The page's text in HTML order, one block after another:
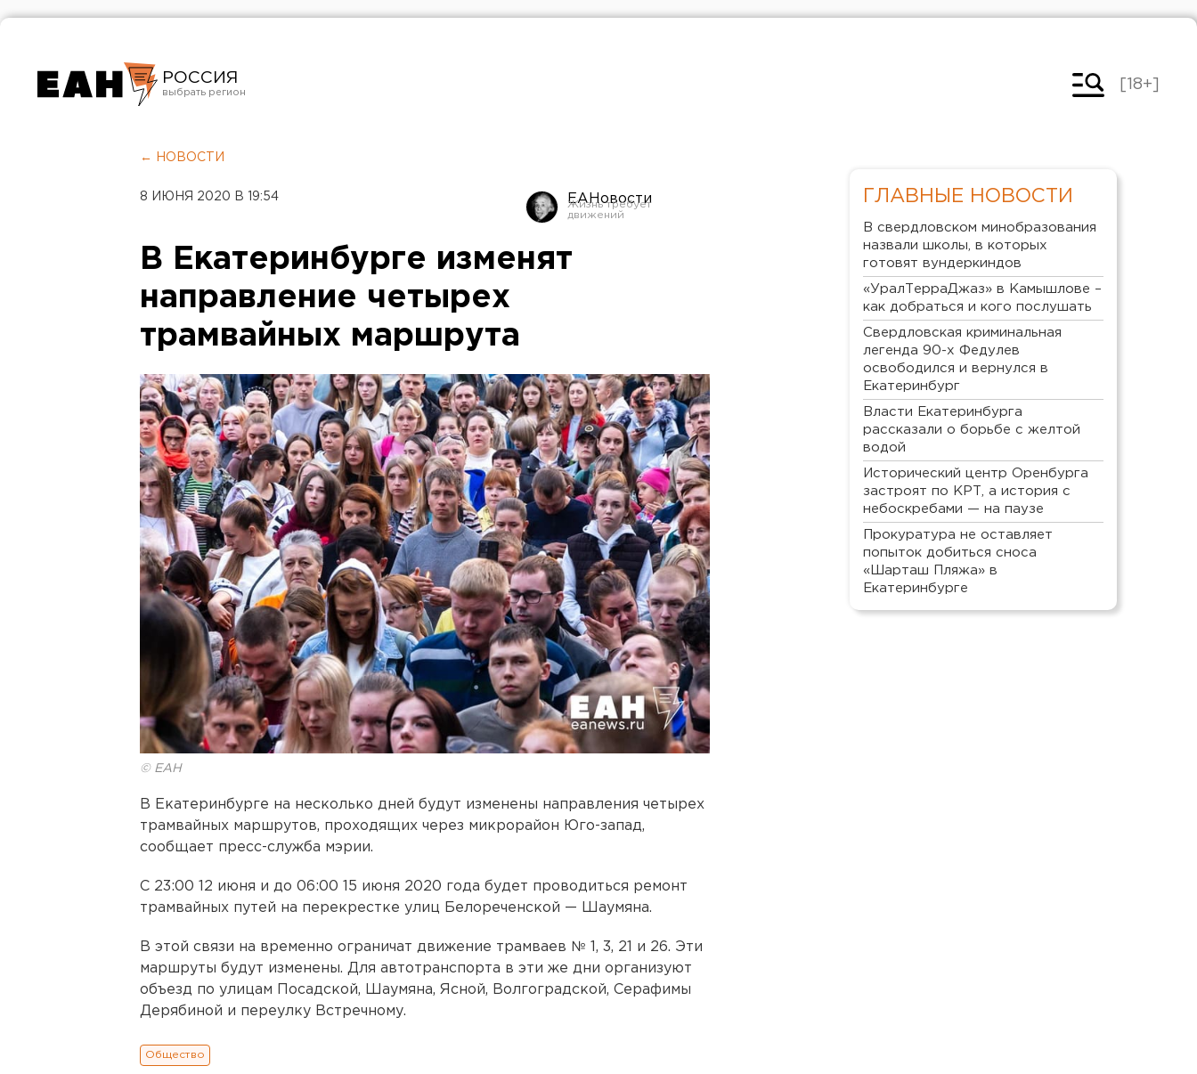
РОССИЯ
Челябинск
[18+]
← НОВОСТИ
8 ИЮНЯ 2020 В 19:54 ЕАНовости
В Екатеринбурге изменят
направление четырех
трамвайных маршрута
© ЕАН
В Екатеринбурге на несколько дней будут изменены направления четырех
трамвайных маршрутов, проходящих через микрорайон Юго-запад,
сообщает пресс-служба мэрии.
С 23:00 12 июня и до 06:00 15 июня 2020 года будет проводиться ремонт
трамвайных путей на перекрестке улиц Белореченской — Шаумяна.
В этой связи на временно ограничат движение трамваев № 1, 3, 21 и 26. Эти
маршруты будут изменены. Для автотранспорта в эти же дни организуют
объезд по улицам Посадской, Шаумяна, Ясной, Волгоградской, Серафимы
Дерябиной и переулку Встречному.
Общество
ГЛАВНЫЕ НОВОСТИ
В свердловском минобразования
назвали школы, в которых
готовят вундеркиндов
«УралТерраДжаз» в Камышлове –
как добраться и кого послушать
Свердловская криминальная
легенда 90-х Федулев
освободился и вернулся в
Екатеринбург
Власти Екатеринбурга
рассказали о борьбе с желтой
водой
Исторический центр Оренбурга
застроят по КРТ, а история с
небоскребами — на паузе
Прокуратура не оставляет
попыток добиться сноса
«Шарташ Пляжа» в
Екатеринбурге